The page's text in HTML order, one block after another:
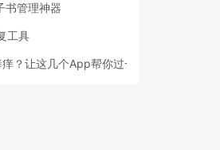
管理神器
工具
？让这几个App帮你过一把配音瘾